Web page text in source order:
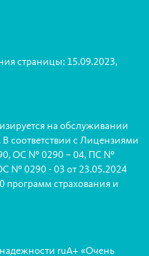
страницы: 15.09.2023,
на обслуживании
соответствии с Лицензиями
ОС № 0290 – 04, ПС №
№ 0290 - 03 от 23.05.2024
программ страхования и
ruА+ «Очень